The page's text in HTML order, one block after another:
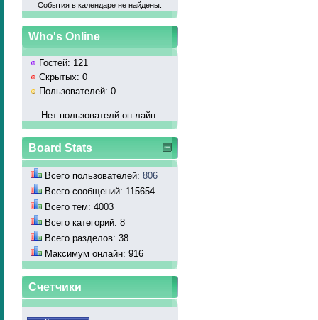
События в календаре не найдены.
Who's Online
Гостей: 121
Скрытых: 0
Пользователей: 0
Нет пользователй он-лайн.
Board Stats
Всего пользователей: 806
Всего сообщений: 115654
Всего тем: 4003
Всего категорий: 8
Всего разделов: 38
Максимум онлайн: 916
Счетчики